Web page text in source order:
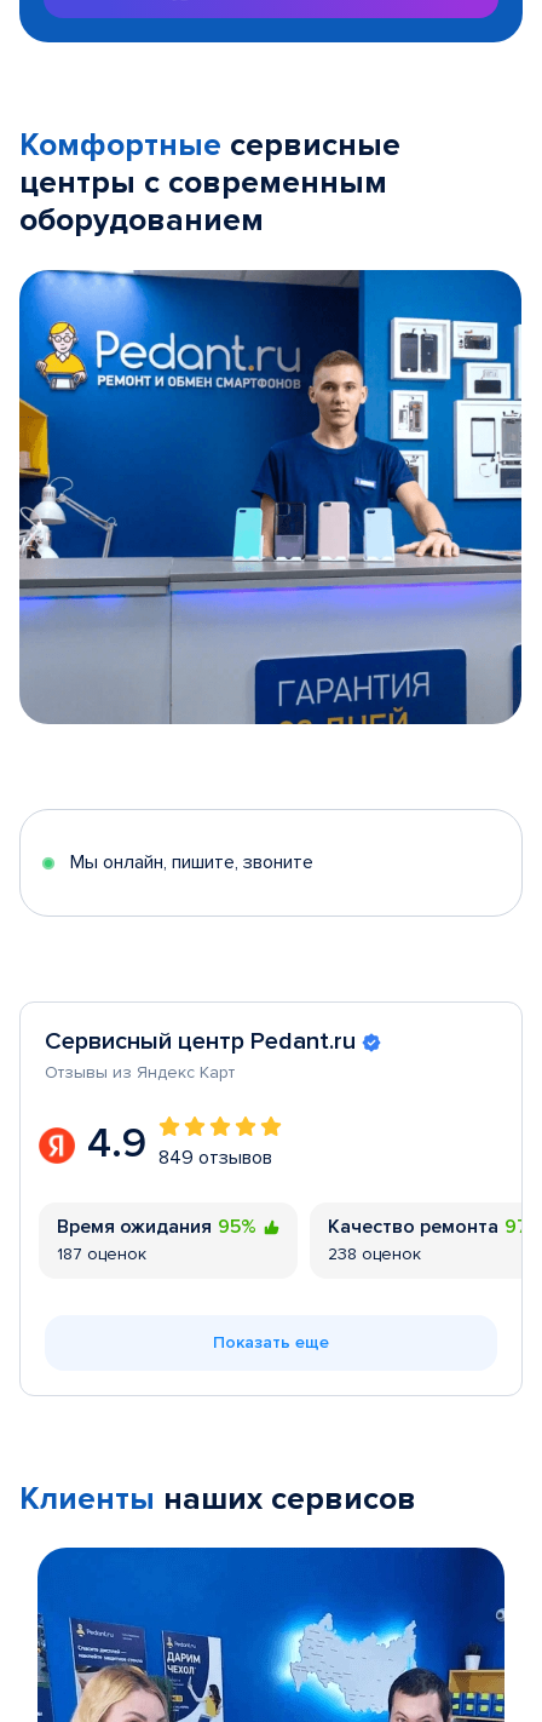
Комфортные сервисные
центры с современным
оборудованием
5
Мы онлайн, пишите, звоните
Сервисный центр Pedant.ru
Отзывы из Яндекс Карт
4.9 849 отзывов
Время ожидания 95%
187 оценок
Качество ремонта
238 оценок
Показать еще
Клиенты наших сервисов